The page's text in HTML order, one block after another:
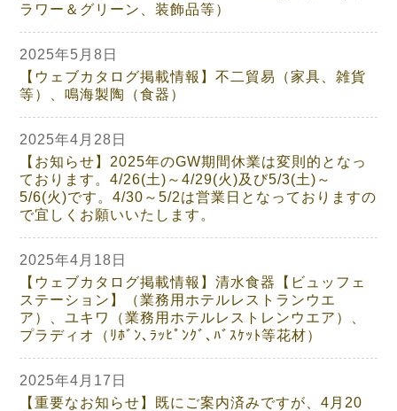
ラワー＆グリーン、装飾品等）
2025年5月8日
【ウェブカタログ掲載情報】不二貿易（家具、雑貨
等）、鳴海製陶（食器）
2025年4月28日
【お知らせ】2025年のGW期間休業は変則的となっ
ております。4/26(土)～4/29(火)及び5/3(土)～
5/6(火)です。4/30～5/2は営業日となっておりますの
で宜しくお願いいたします。
2025年4月18日
【ウェブカタログ掲載情報】清水食器【ビュッフェ
ステーション】（業務用ホテルレストランウエ
ア）、ユキワ（業務用ホテルレストレンウエア）、
プラディオ（ﾘﾎﾞﾝ､ﾗｯﾋﾟﾝｸﾞ､ﾊﾞｽｹｯﾄ等花材）
2025年4月17日
【重要なお知らせ】既にご案内済みですが、4月20